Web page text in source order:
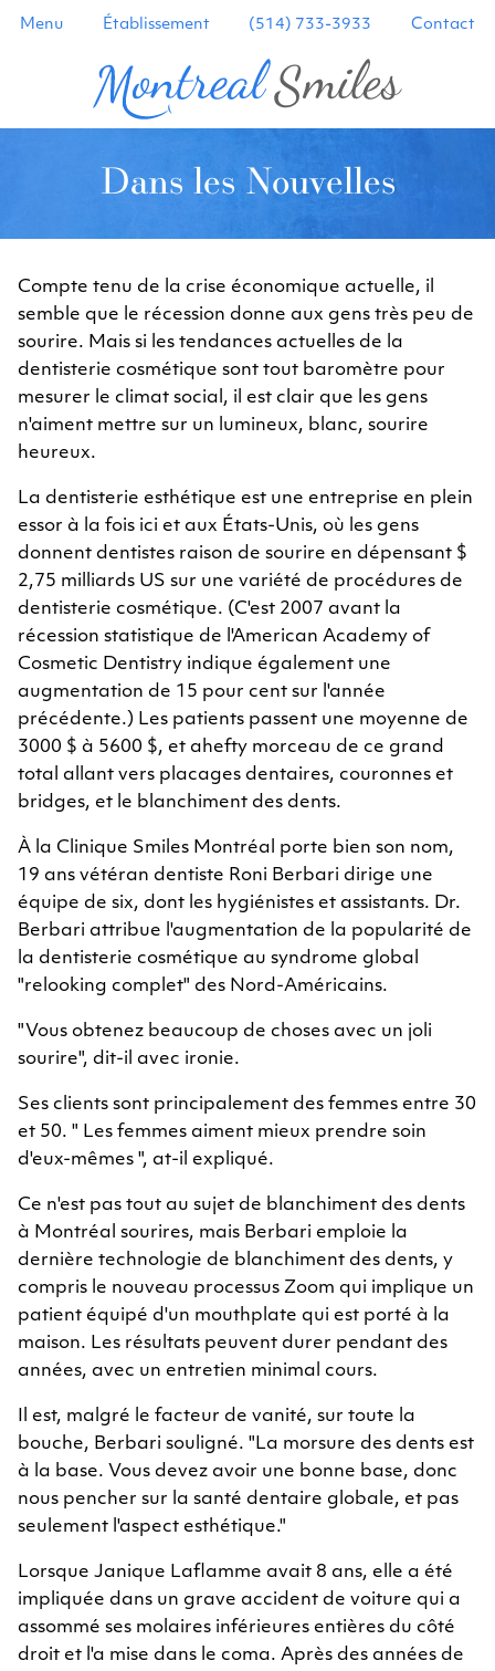
Menu Établissement (514) 733-3933 Contact
Dans les Nouvelles
Compte tenu de la crise économique actuelle, il
semble que le récession donne aux gens très peu de
sourire. Mais si les tendances actuelles de la
dentisterie cosmétique sont tout baromètre pour
mesurer le climat social, il est clair que les gens
n'aiment mettre sur un lumineux, blanc, sourire
heureux.
La dentisterie esthétique est une entreprise en plein
essor à la fois ici et aux États-Unis, où les gens
donnent dentistes raison de sourire en dépensant $
2,75 milliards US sur une variété de procédures de
dentisterie cosmétique. (C'est 2007 avant la
récession statistique de l'American Academy of
Cosmetic Dentistry indique également une
augmentation de 15 pour cent sur ​​l'année
précédente.) Les patients passent une moyenne de
3000 $ à 5600 $, et ahefty morceau de ce grand
total allant vers placages dentaires, couronnes et
bridges, et le blanchiment des dents.
À la Clinique Smiles Montréal porte bien son nom,
19 ans vétéran dentiste Roni Berbari dirige une
équipe de six, dont les hygiénistes et assistants. Dr.
Berbari attribue l'augmentation de la popularité de
la dentisterie cosmétique au syndrome global
"relooking complet" des Nord-Américains.
"Vous obtenez beaucoup de choses avec un joli
sourire", dit-il avec ironie.
Ses clients sont principalement des femmes entre 30
et 50. " Les femmes aiment mieux prendre soin
d'eux-mêmes ", at-il expliqué.
Ce n'est pas tout au sujet de blanchiment des dents
à Montréal sourires, mais Berbari emploie la
dernière technologie de blanchiment des dents, y
compris le nouveau processus Zoom qui implique un
patient équipé d'un mouthplate qui est porté à la
maison. Les résultats peuvent durer pendant des
années, avec un entretien minimal cours.
Il est, malgré le facteur de vanité, sur toute la
bouche, Berbari souligné. "La morsure des dents est
à la base. Vous devez avoir une bonne base, donc
nous pencher sur la santé dentaire globale, et pas
seulement l'aspect esthétique."
Lorsque Janique Laflamme avait 8 ans, elle a été
impliquée dans un grave accident de voiture qui a
assommé ses molaires inférieures entières du côté
droit et l'a mise dans le coma. Après des années de